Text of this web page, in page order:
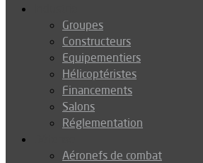
Groupes
Constructeurs
Equipementiers
Hélicoptéristes
Financements
Salons
Réglementation
Aéronefs de combat